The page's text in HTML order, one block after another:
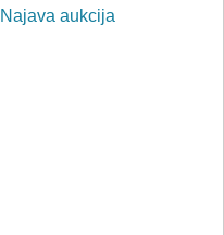
Najava aukcija